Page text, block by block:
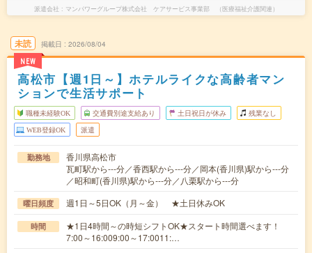
派遣会社 マンパワーグループ株式会社 ケアサービス事業部 （医療福祉介護関連）
未読
NEW
掲載日 2026/08/04
高松市【週1日～】ホテルライクな高齢者マン
ションで生活サポート
職種未経験OK 交通費別途支給あり 土日祝日が休み 残業なし
WEB登録OK 派遣
勤務地
香川県高松市
瓦町駅から---分／香西駅から---分／岡本(香川県)駅から---分
／昭和町(香川県)駅から---分／八栗駅から---分
曜日頻度 週1日～5日OK（月～金） ★土日休みOK
時間
★1日4時間～の時短シフトOK★スタート時間選べます！
7:00～16:009:00～17:0011:…